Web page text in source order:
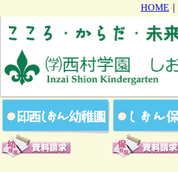
HOME